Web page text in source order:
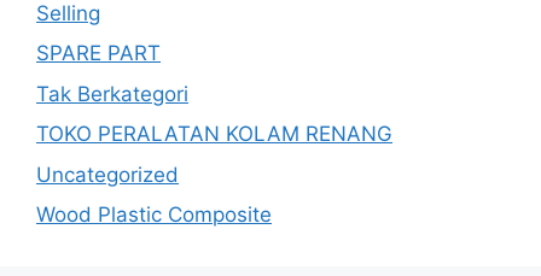
Selling
SPARE PART
Tak Berkategori
TOKO PERALATAN KOLAM RENANG
Uncategorized
Wood Plastic Composite